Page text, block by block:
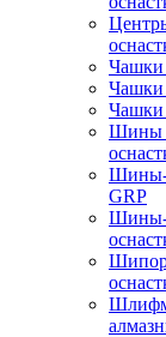
Чашки
Чашки
Чашки
Шины
Шины-
GRP
Шины-